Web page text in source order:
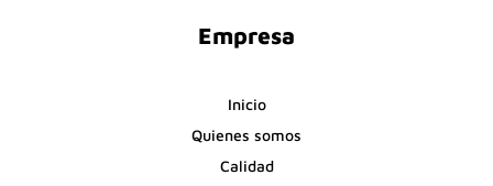
Empresa
Inicio
Quienes somos
Calidad